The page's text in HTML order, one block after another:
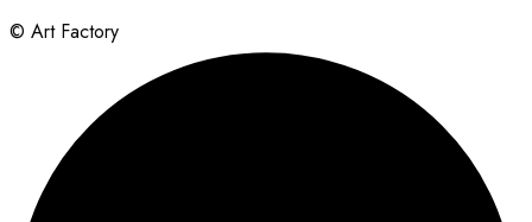
© Art Factory